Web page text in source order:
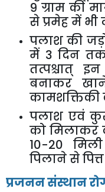
9ग्राम की
से प्रमेह में भी
पलाश की
में 3 दिन
तत्पश्चात्
बनाकर
कामशक्तिकी
पलाश एवं
को मिलाकर
10-20
पिलाने से
प्रजनन संस्थान